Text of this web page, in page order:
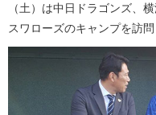
（土）は中日ドラゴンズ、
スワローズのキャンプを訪問